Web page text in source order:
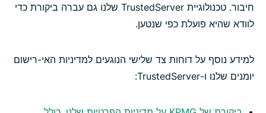
חיבור. טכנולוגיית TrustedServer שלנו גם עברה ביקורת כדי
לוודא שהיא פועלת כפי שנטען.
למידע נוסף על דוחות צד שלישי הנוגעים למדיניות האי-רישום
יומנים שלנו ו-TrustedServer: